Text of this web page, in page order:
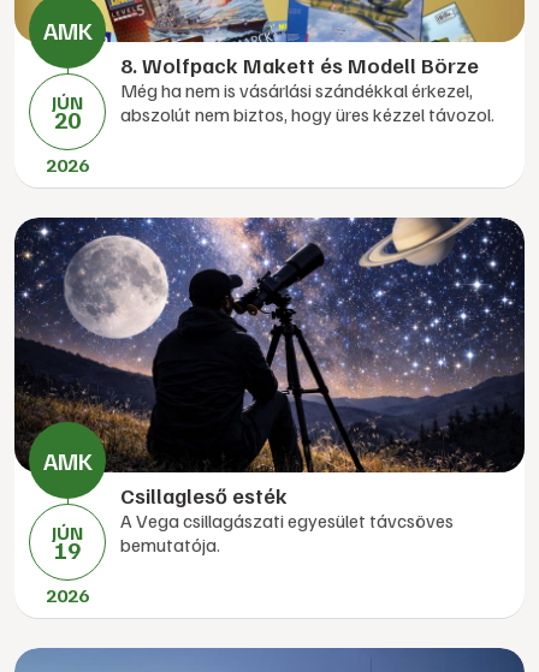
JÚN
20
2026
8. Wolfpack Makett és Modell Börze
Még ha nem is vásárlási szándékkal érkezel,
abszolút nem biztos, hogy üres kézzel távozol.
JÚN
19
2026
Csillagleső esték
A Vega csillagászati egyesület távcsöves
bemutatója.